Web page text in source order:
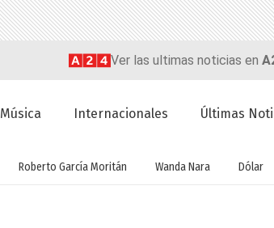
Ver las ultimas noticias en
Música Internacionales Últimas
Roberto García Moritán Wanda Nara Dólar